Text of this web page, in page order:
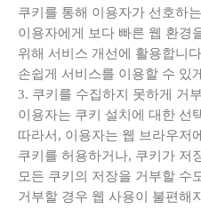
쿠키를 통해 이용자가 선호하
이용자에게 보다 빠른 웹 환경
위해 서비스 개선에 활용합니
손쉽게 서비스를 이용할 수 있
3. 쿠키를 수집하지 못하게 거
이용자는 쿠키 설치에 대한 선
따라서, 이용자는 웹 브라우저
쿠키를 허용하거나, 쿠키가 저
모든 쿠키의 저장을 거부할 수
거부할 경우 웹 사용이 불편해